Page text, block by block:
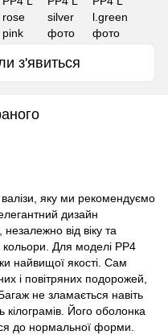
з'явиться
яку ми рекомендуємо
дизайн
від віку та
кольори. Для моделі PP4
найвищої якості. Сам
і повітряних подорожей,
не зламається навіть
кілограмів. Його оболонка
до нормальної форми.